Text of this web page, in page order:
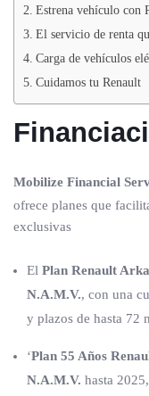
Estrena vehículo con
El servicio de renta
Carga de vehículos
Cuidamos tu Renault
Mobilize Financial
ofrece planes que
exclusivas
El Plan Renault
N.A.M.V., con una
y plazos de hasta 72
‘Plan 55 Años
N.A.M.V. hasta